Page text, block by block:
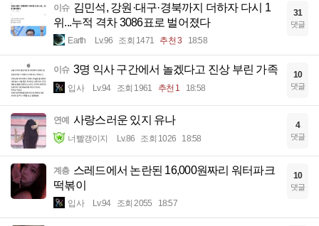
이슈 김민석, 강원·대구·경북까지 더하자 다시 1
위...누적 격차 3086표로 벌어졌다
Earth Lv.96 조회 1471 추천 3 18:58
31
댓글
이슈 3명 익사 구간에서 놀겠다고 진상 부린 가족
입사 Lv.94 조회 1961 추천 1 18:58
10
댓글
연예 사랑스러운 있지 유나
너빨갱이지 Lv.86 조회 1026 18:58
4
댓글
계층 스레드에서 논란된 16,000원짜리 워터파크
떡볶이
입사 Lv.94 조회 2055 18:57
10
댓글